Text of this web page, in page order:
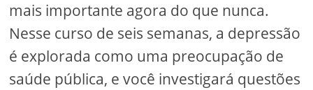
mais importante agora do que nunca.
Nesse curso de seis semanas, a depressão
é explorada como uma preocupação de
saúde pública, e você investigará questões